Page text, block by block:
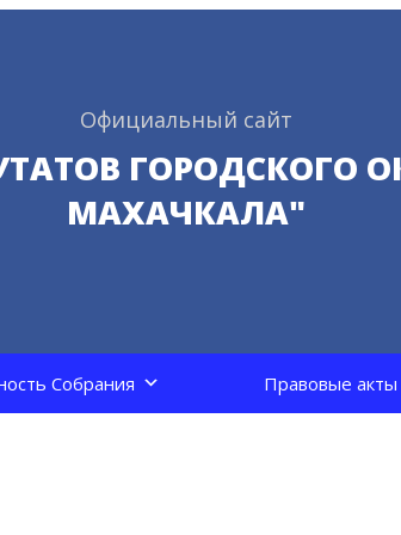
Официальный сайт
ГОРОДСКОГО
МАХАЧКАЛА"
Собрания Правовые акты